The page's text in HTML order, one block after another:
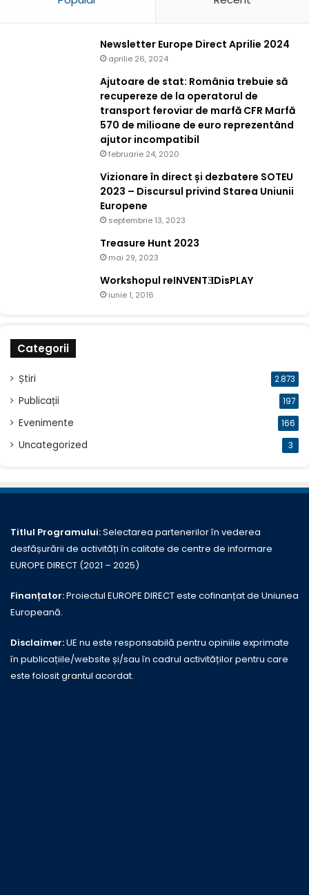
Newsletter Europe Direct Aprilie 2024
aprilie 26, 2024
Ajutoare de stat: România trebuie să
recupereze de la operatorul de
transport feroviar de marfă CFR Marfă
570 de milioane de euro reprezentând
ajutor incompatibil
februarie 24, 2020
Vizionare în direct și dezbatere SOTEU
2023 – Discursul privind Starea Uniunii
Europene
septembrie 13, 2023
Treasure Hunt 2023
mai 29, 2023
Workshopul reINVENTƎDisPLAY
iunie 1, 2016
Categorii
Știri 2.873
Publicații 197
Evenimente 166
Uncategorized 3
Titlul Programului:Selectarea partenerilor în vederea
desfășurării de activități în calitate de centre de informare
EUROPE DIRECT (2021 – 2025)
Finanțator:Proiectul EUROPE DIRECT este cofinanțat de Uniunea
Europeană.
Disclaimer:UE nu este responsabilă pentru opiniile exprimate
în publicațiile/website și/sau în cadrul activităților pentru care
este folosit grantul acordat.